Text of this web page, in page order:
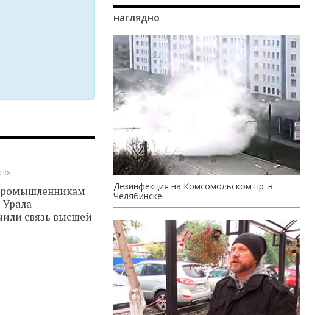
связь высшей
наглядно
Дезинфекция на Комсомольском пр. в
Челябинске